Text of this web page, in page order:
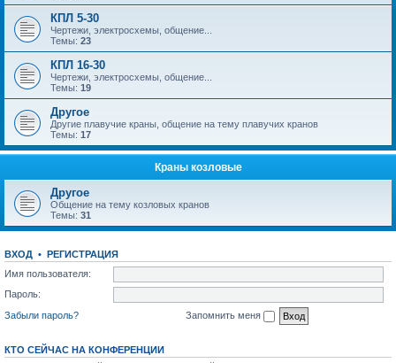
КПЛ 5-30
Чертежи, электросхемы, общение...
Темы: 23
КПЛ 16-30
Чертежи, электросхемы, общение...
Темы: 19
Другое
Другие плавучие краны, общение на тему плавучих кранов
Темы: 17
Краны козловые
Другое
Общение на тему козловых кранов
Темы: 31
ВХОД • РЕГИСТРАЦИЯ
Имя пользователя:
Пароль:
Забыли пароль?
Запомнить меня
КТО СЕЙЧАС НА КОНФЕРЕНЦИИ